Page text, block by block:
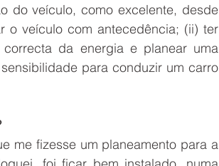
do veículo, como excelente, desde
o veículo com antecedência; (ii) ter
da energia e planear uma
para conduzir um carro
me fizesse um planeamento para a